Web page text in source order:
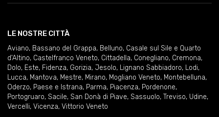
LE NOSTRE CITTÀ
Aviano, Bassano del Grappa, Belluno, Casale sul Sile e Quarto
d'Altino, Castelfranco Veneto, Cittadella, Conegliano, Cremona,
Dolo, Este, Fidenza, Gorizia, Jesolo, Lignano Sabbiadoro, Lodi,
Lucca, Mantova, Mestre, Mirano, Mogliano Veneto, Montebelluna,
Oderzo, Paese e Istrana, Parma, Piacenza, Pordenone,
Portogruaro, Sacile, San Donà di Piave, Sassuolo, Treviso, Udine,
Vercelli, Vicenza, Vittorio Veneto